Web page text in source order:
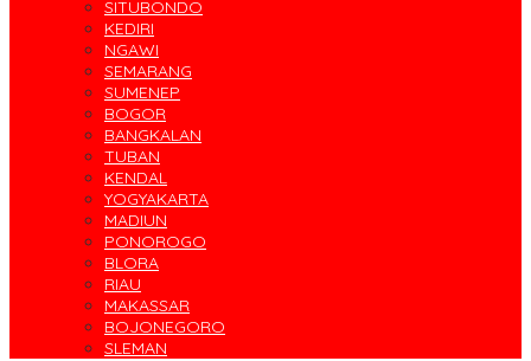
SITUBONDO
KEDIRI
NGAWI
SEMARANG
SUMENEP
BOGOR
BANGKALAN
TUBAN
KENDAL
YOGYAKARTA
MADIUN
PONOROGO
BLORA
RIAU
MAKASSAR
BOJONEGORO
SLEMAN